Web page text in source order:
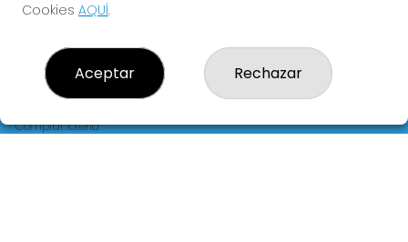
LOTERIA LA FLORIDA
Comprar lotería
Cookies AQUÍ.
Aceptar Rechazar